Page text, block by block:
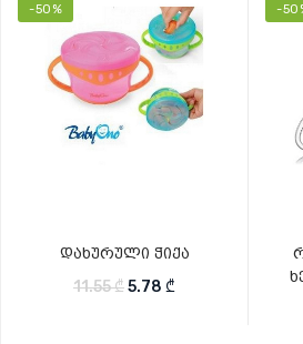
-50%
დახურული ჭიქა
11.55₾Original price was:
5.78 ₾ Current price
-